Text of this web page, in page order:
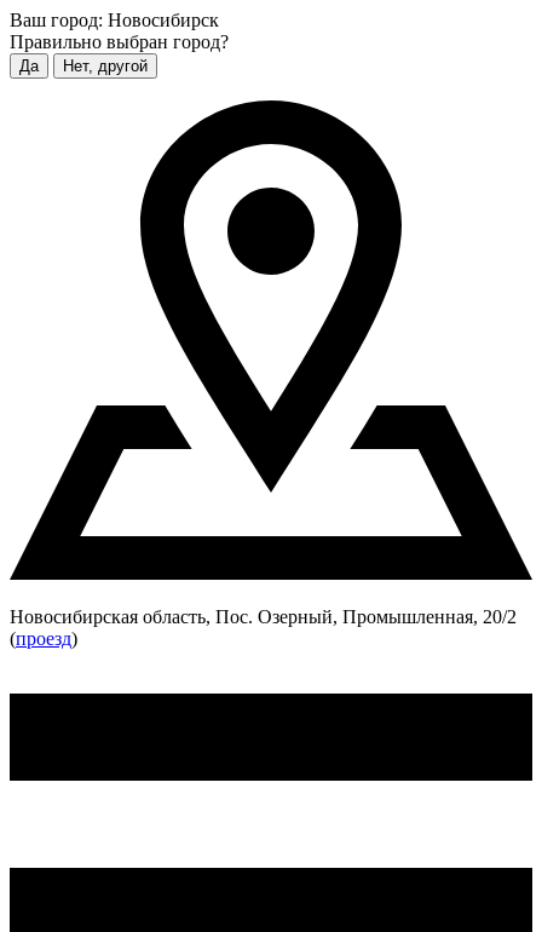
Ваш город: Новосибирск
Правильно выбран город?
Да Нет, другой
Новосибирская область, Пос. Озерный, Промышленная, 20/2
(проезд)